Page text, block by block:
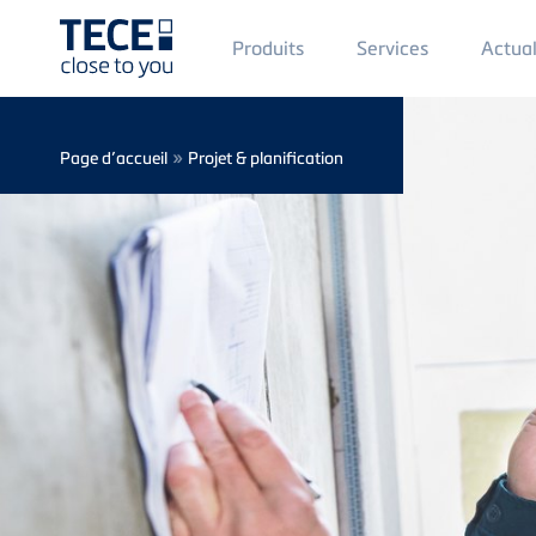
Main
Menü
1
Produits Services
Breadcrumb
Page d’accueil » Projet & planification